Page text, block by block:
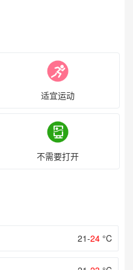
适宜运动
不需要打开
21-24 °C